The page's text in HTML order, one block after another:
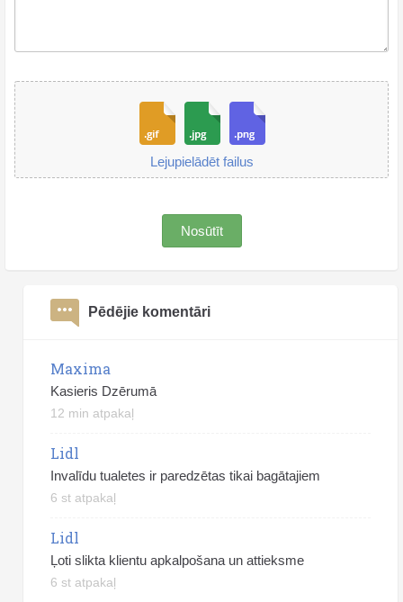
Lejupielādēt failus
Nosūtīt
Pēdējie komentāri
Maxima
Kasieris Dzērumā
12 min atpakaļ
Lidl
Invalīdu tualetes ir paredzētas tikai bagātajiem
6 st atpakaļ
Lidl
Ļoti slikta klientu apkalpošana un attieksme
6 st atpakaļ